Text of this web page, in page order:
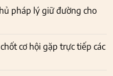
pháp lý giữ đường cho
cơ hội gặp trực tiếp các